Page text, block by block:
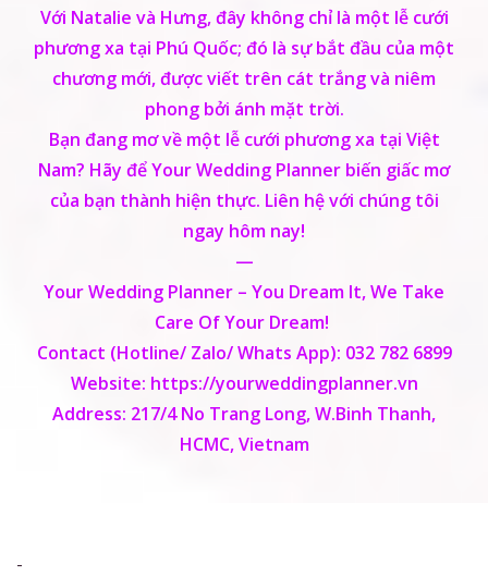
Với Natalie và Hưng, đây không chỉ là một lễ cưới
phương xa tại Phú Quốc; đó là sự bắt đầu của một
chương mới, được viết trên cát trắng và niêm
phong bởi ánh mặt trời.
Bạn đang mơ về một lễ cưới phương xa tại Việt
Nam? Hãy để Your Wedding Planner biến giấc mơ
của bạn thành hiện thực. Liên hệ với chúng tôi
ngay hôm nay!
—
Your Wedding Planner – You Dream It, We Take
Care Of Your Dream!
Contact (Hotline/ Zalo/ Whats App): 032 782 6899
Website: https://yourweddingplanner.vn
Address: 217/4 No Trang Long, W.Binh Thanh,
HCMC, Vietnam
-
*Số điện thoại
Địa chỉ E-mail